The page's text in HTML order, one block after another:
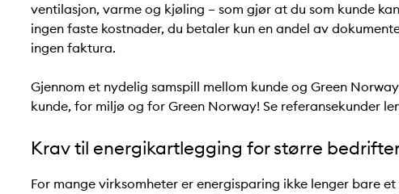
ventilasjon, varme og kjøling – som gjør at du som kunde
ingen faste kostnader, du betaler kun en andel av
ingen faktura.
Gjennom et nydelig samspill mellom kunde og Green
kunde, for miljø og for Green Norway! Se referansekunder
Krav til energikartlegging for større
For mange virksomheter er energisparing ikke lenger bare